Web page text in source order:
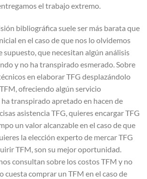
el trabajo extremo.
bibliográfica suele ser más barata que
en el caso de que nos lo olvidemos
supuesto, que necesitan algún análisis
y no ha transpirado esmerado. Sobre
en elaborar TFG desplazándolo
ofreciendo algún servicio
transpirado apretado en hacen de
asistencia TFG, quieres encargar TFG
un valor alcanzable en el caso de que
la elección experto de mercar TFG
TFM, son su mejor oportunidad.
consultan sobre los costos TFM y no
cuesta comprar un TFM en el caso de